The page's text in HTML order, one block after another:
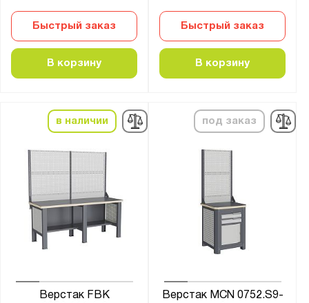
Быстрый заказ
В корзину
Быстрый заказ
В корзину
в наличии
Верстак FBK
под заказ
Верстак MCN 0752.S9-
41А.РС
41А.С
Constructor
EXPERT WS
Expert T
Fabrik
GARAGE
MASTER
MCN
PROFFI-M
PROFI